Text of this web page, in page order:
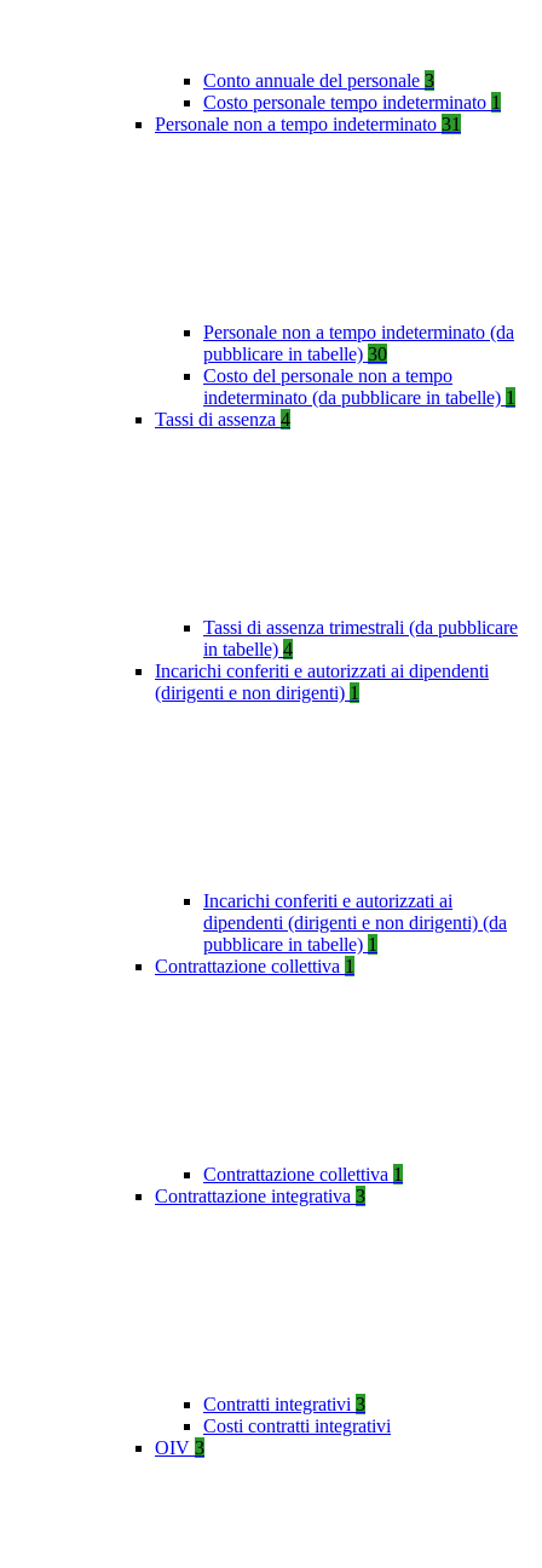
Conto annuale del personale 3
Costo personale tempo indeterminato 1
Personale non a tempo indeterminato 31
Personale non a tempo indeterminato (da
pubblicare in tabelle) 30
Costo del personale non a tempo
indeterminato (da pubblicare in tabelle) 1
Tassi di assenza 4
Tassi di assenza trimestrali (da pubblicare
in tabelle) 4
Incarichi conferiti e autorizzati ai dipendenti
(dirigenti e non dirigenti) 1
Incarichi conferiti e autorizzati ai
dipendenti (dirigenti e non dirigenti) (da
pubblicare in tabelle) 1
Contrattazione collettiva 1
Contrattazione collettiva 1
Contrattazione integrativa 3
Contratti integrativi 3
Costi contratti integrativi
OIV 3